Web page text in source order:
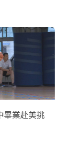
畢業赴美挑